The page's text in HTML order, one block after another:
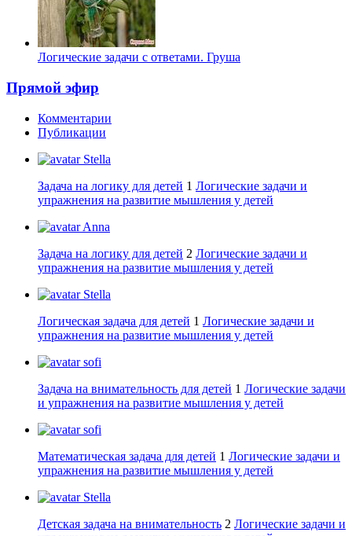
Логические задачи с ответами. Груша
Прямой эфир
Комментарии
Публикации
Stella
Задача на логику для детей 1 Логические задачи и
упражнения на развитие мышления у детей
Anna
Задача на логику для детей 2 Логические задачи и
упражнения на развитие мышления у детей
Stella
Логическая задача для детей 1 Логические задачи и
упражнения на развитие мышления у детей
sofi
Задача на внимательность для детей 1 Логические задачи
и упражнения на развитие мышления у детей
sofi
Математическая задача для детей 1 Логические задачи и
упражнения на развитие мышления у детей
Stella
Детская задача на внимательность 2 Логические задачи и